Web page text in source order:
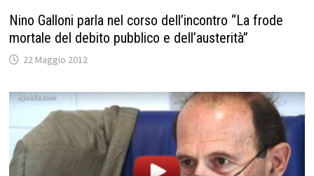
Nino Galloni parla nel corso dell’incontro “La frode
mortale del debito pubblico e dell’austerità”
22 Maggio 2012